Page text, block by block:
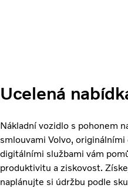
Ucelená
Nákladní vozidlo s pohonem
smlouvami Volvo,
digitálními službami vám
produktivitu a ziskovost.
naplánujte si údržbu podle